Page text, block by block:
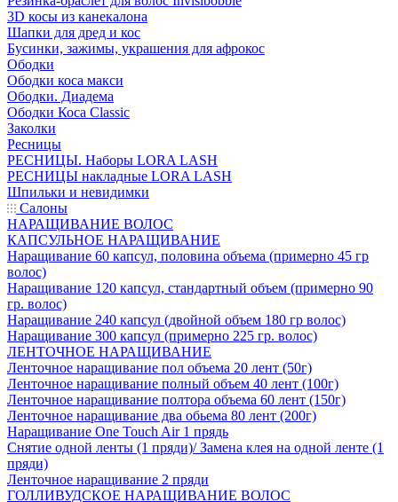
3D косы из канекалона
Шапки для дред и кос
Бусинки, зажимы, украшения для афрокос
Ободки
Ободки коса макси
Ободки. Диадема
Ободки Коса Classic
Заколки
Ресницы
РЕСНИЦЫ. Наборы LORA LASH
РЕСНИЦЫ накладные LORA LASH
Шпильки и невидимки
Салоны
НАРАЩИВАНИЕ ВОЛОС
КАПСУЛЬНОЕ НАРАЩИВАНИЕ
Наращивание 60 капсул, половина объема (примерно 45 гр
волос)
Наращивание 120 капсул, стандартный объем (примерно 90
гр. волос)
Наращивание 240 капсул (двойной объем 180 гр волос)
Наращивание 300 капсул (примерно 225 гр. волос)
ЛЕНТОЧНОЕ НАРАЩИВАНИЕ
Ленточное наращивание пол объема 20 лент (50г)
Ленточное наращивание полный объем 40 лент (100г)
Ленточное наращивание полтора объема 60 лент (150г)
Ленточное наращивание два обьема 80 лент (200г)
Наращивание One Touch Air 1 прядь
Снятие одной ленты (1 пряди)/ Замена клея на одной ленте (1
пряди)
Ленточное наращивание 2 пряди
ГОЛЛИВУДСКОЕ НАРАЩИВАНИЕ ВОЛОС